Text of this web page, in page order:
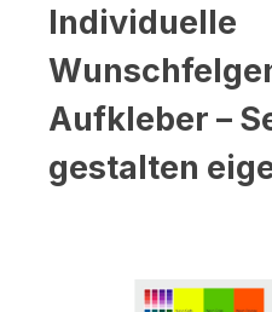
Individuelle
Aufkleber –
gestalten
Bildergalerie überspringen